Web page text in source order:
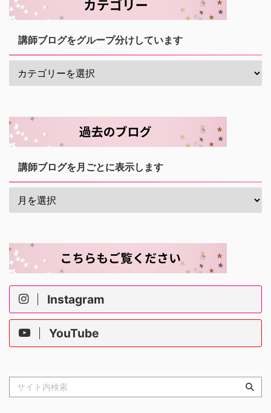
講師ブログをグループ分けしています
講師ブログを月ごとに表示します
Instagram
YouTube